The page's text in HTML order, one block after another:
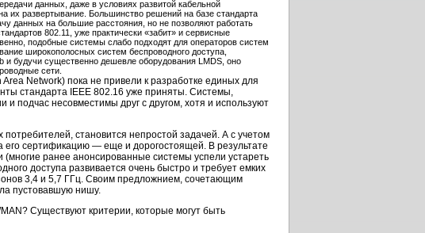
данных, даже в условиях развитой кабельной
их развертывание. Большинство решений на базе стандарта
данных на большие расстояния, но не позволяют работать
802.11, уже практически «забит» и сервисные
подобные системы слабо подходят для операторов систем
широкополосных систем беспроводного доступа,
и будучи существенно дешевле оборудования LMDS, оно
сети.
Network) пока не привели к разработке единых для
стандарта IEEE 802.16 уже приняты. Системы,
подчас несовместимы друг с другом, хотя и используют
становится непростой задачей. А с учетом
сертификацию — еще и дорогостоящей. В результате
ранее анонсированные системы успели устареть
доступа развивается очень быстро и требует емких
3,4 и 5,7 ГГц. Своим предложнием, сочетающим
пустовавшую нишу.
Существуют критерии, которые могут быть